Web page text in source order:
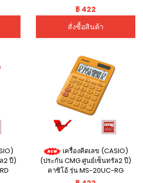
฿ 422
สั่งซื้อสินค้า
2 ปี)
เครื่องคิดเลข (CASIO)
(ประกัน CMG ศูนย์เซ็นทรัล2 ปี)
คาซิโอ้ รุ่น MS-20UC-RG